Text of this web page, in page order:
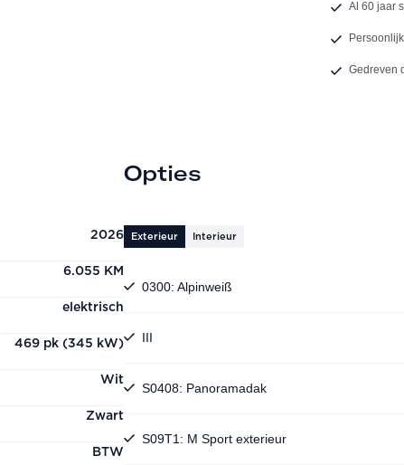
Al 60 jaar
Gedreven
2026
6.055 KM
elektrisch
469 pk (345 kW)
Wit
Zwart
BTW
Opties
Exterieur Interieur
0300: Alpinweiß
III
S0408: Panoramadak
S09T1: M Sport exterieur